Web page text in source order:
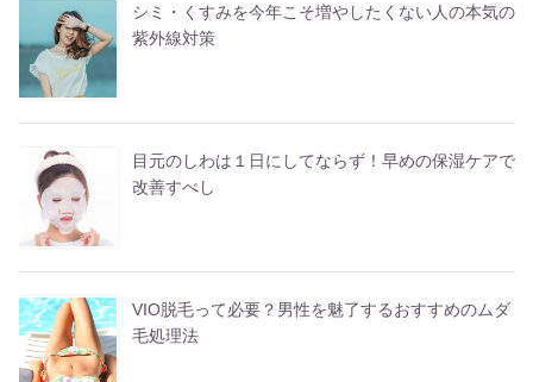
シミ・くすみを今年こそ増やしたくない人の本気の
紫外線対策
目元のしわは１日にしてならず！早めの保湿ケアで
改善すべし
VIO脱毛って必要？男性を魅了するおすすめのムダ
毛処理法